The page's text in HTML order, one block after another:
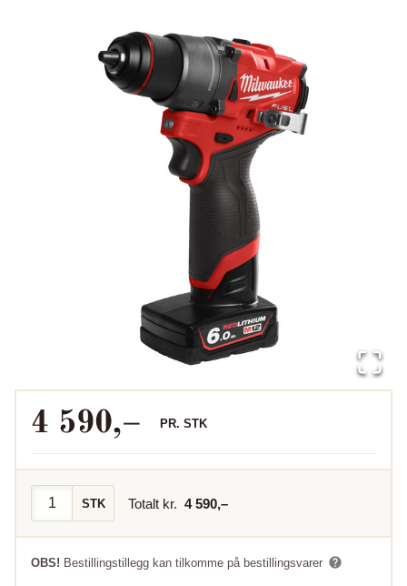
4 590,– PR. STK
STK Totalt kr. 4 590,–
OBS! Bestillingstillegg kan tilkomme på bestillingsvarer